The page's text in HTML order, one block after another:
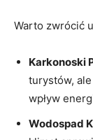
Warto​ zwrócić‍
Karkonoski
turystów,
wpływ⁤
Wodospad